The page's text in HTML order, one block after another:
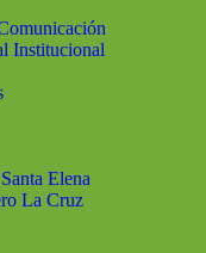
Institucional
Elena
La Cruz